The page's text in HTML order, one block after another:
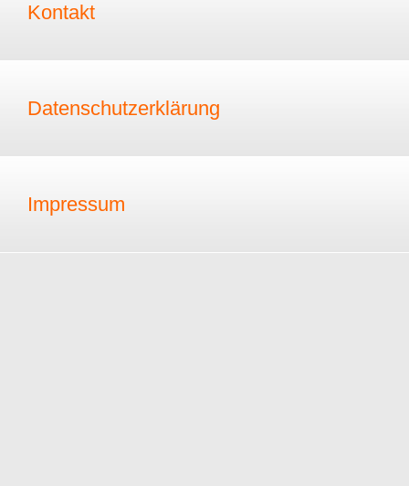
Kontakt
Datenschutzerklärung
Impressum